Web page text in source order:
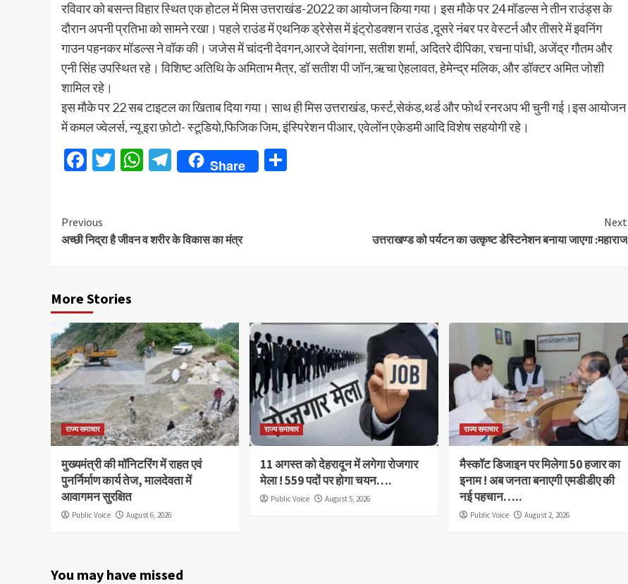
रविवार को बसन्त विहार स्थित एक होटल में मिस उत्तराखंड-2022 का आयोजन किया गया। इस मौके पर 24 मॉडल्स ने तीन राउंड्स के
दौरान अपनी प्रतिभा को सामने रखा। पहले राउंड में एथनिक ड्रेसेस में इंट्रोडक्शन राउंड ,दूसरे नंबर पर वेस्टर्न और तीसरे में इवनिंग
गाउन पहनकर मॉडल्स ने वॉक की। जजेस में चांदनी देवगन,आरजे देवांगना, सतीश शर्मा, अदितरे दीपिका, रचना पांधी, अजेंद्र गौतम और
एनी सिंह उपस्थित रहे। विशिष्ट अतिथि के अमिताभ मैत्र, डॉ सतीश पी जॉन,ऋचा ऐहलावत, हेमेन्द्र मलिक, और डॉक्टर अमित जोशी
शामिल रहे।
इस मौके पर 22 सब टाइटल का खिताब दिया गया। साथ ही मिस उत्तराखंड, फर्स्ट,सेकंड,थर्ड और फोर्थ रनरअप भी चुनी गई।इस आयोजन
में कमल ज्वेलर्स, न्यू इरा फ़ोटो- स्टूडियो,फिजिक जिम, इंस्पिरेशन पीआर, एवेलोंन एकेडमी आदि विशेष सहयोगी रहे।
Facebook
Twitter
WhatsApp
Telegram
Share
Continue
Reading
Previous
अच्छी निद्रा है जीवन व शरीर के विकास का मंत्र
Next
उत्तराखण्ड को पर्यटन का उत्कृष्ट डेस्टिनेशन बनाया जाएगा :महाराज
More Stories
राज्य समाचार
मुख्यमंत्री की मॉनिटरिंग में राहत एवं
पुनर्निर्माण कार्य तेज, मालदेवता में
आवागमन सुरक्षित
Public Voice August 6, 2026
राज्य समाचार
11 अगस्त को देहरादून में लगेगा रोजगार
मेला ! 559 पदों पर होगा चयन….
Public Voice August 5, 2026
राज्य समाचार
मैस्कॉट डिजाइन पर मिलेगा 50 हजार का
इनाम ! अब जनता बनाएगी एमडीडीए की
नई पहचान…..
Public Voice August 2, 2026
You may have missed